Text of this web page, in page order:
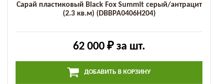
Сарай пластиковый Black Fox Summit серый/антрацит
(2.3 кв.м) (DBBPA0406H204)
62 000 ₽ за шт.
ДОБАВИТЬ В КОРЗИНУ